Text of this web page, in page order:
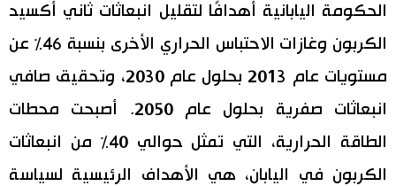
الحكومة اليابانية أهدافًا لتقليل انبعاثات ثاني أكسيد
الكربون وغازات الاحتباس الحراري الأخرى بنسبة 46٪ عن
مستويات عام 2013 بحلول عام 2030، وتحقيق صافي
انبعاثات صفرية بحلول عام 2050. أصبحت محطات
الطاقة الحرارية، التي تمثل حوالي 40٪ من انبعاثات
الكربون في اليابان، هي الأهداف الرئيسية لسياسة